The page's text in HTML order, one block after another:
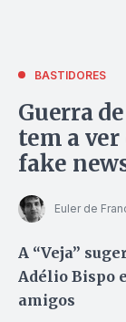
BASTIDORES
Guerra
tem a
fake
Euler de
A “Veja”
Adélio Bispo
amigos